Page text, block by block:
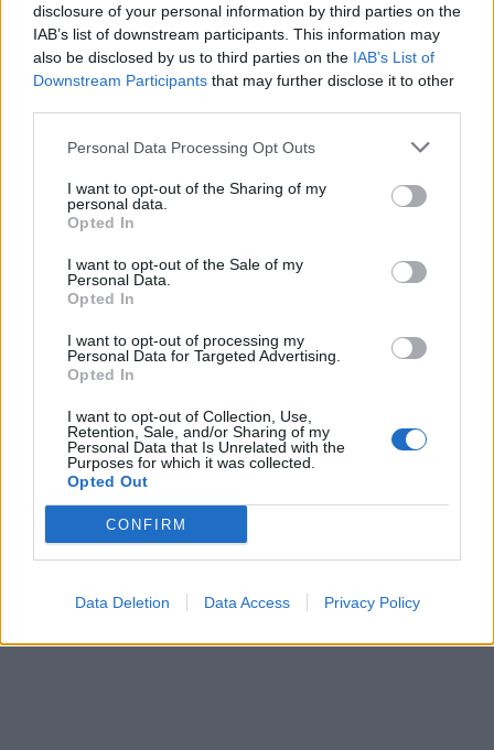
disclosure of your personal information by third parties on the
IAB’s list of downstream participants. This information may
also be disclosed by us to third parties on the IAB’s List of
Downstream Participants that may further disclose it to other
Personal Data Processing Opt Outs
I want to opt-out of the Sharing of my
personal data.
Opted In
I want to opt-out of the Sale of my
Personal Data.
Opted In
I want to opt-out of processing my
Personal Data for Targeted Advertising.
Opted In
I want to opt-out of Collection, Use,
Retention, Sale, and/or Sharing of my
Personal Data that Is Unrelated with the
Purposes for which it was collected.
Opted Out
CONFIRM
Data Deletion Data Access Privacy Policy
Ελληνικοί δορυφόροι και
μικροδορυφόροι για
στρατιωτική χρήση: Ο
σχεδιασμός του ΓΕΕΘΑ για
αξιοποίηση της
πληροφορίας
MQ-4C Triton
μέλλον των